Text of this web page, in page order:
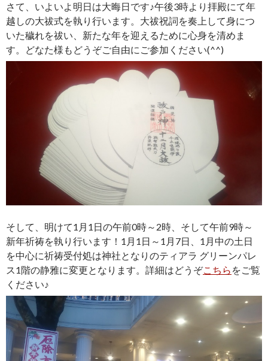
さて、いよいよ明日は大晦日です♪午後3時より拝殿にて年
越しの大祓式を執り行います。大祓祝詞を奏上して身につ
いた穢れを祓い、新たな年を迎えるために心身を清めま
す。どなた様もどうぞご自由にご参加ください(^^)
そして、明けて1月1日の午前0時～2時、そして午前9時～
新年祈祷を執り行います！1月1日～1月7日、1月中の土日
を中心に祈祷受付処は神社となりのティアラ グリーンパレ
ス1階の静雅に変更となります。詳細はどうぞこちら をご覧
ください♪